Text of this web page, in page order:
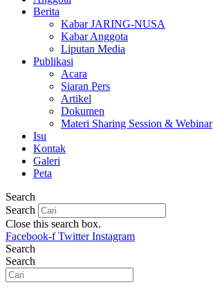
Berita
Kabar JARING-NUSA
Kabar Anggota
Liputan Media
Publikasi
Acara
Siaran Pers
Artikel
Dokumen
Materi Sharing Session & Webinar
Isu
Kontak
Galeri
Peta
Search
Search
Close this search box.
Facebook-f Twitter Instagram
Search
Search